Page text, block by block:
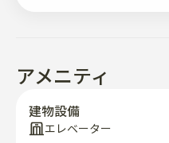
-宿泊施設内でのペットや
す。 (摘発された場合、25
す。 電子タバコも禁止さ
-商品の破損や汚れが回復
アメニティ
建物設備
エレベーター